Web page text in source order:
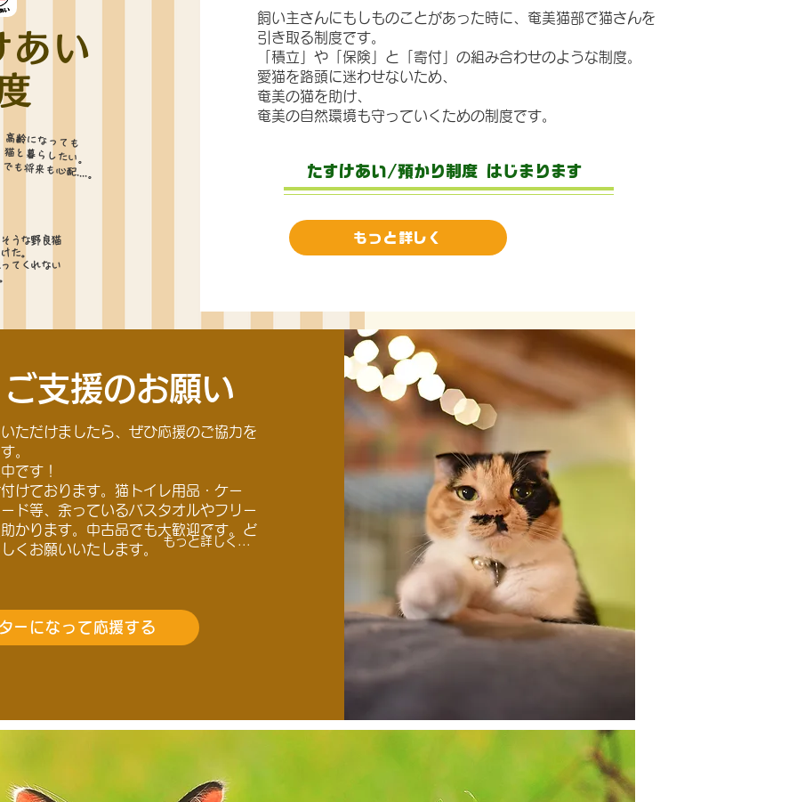
あい
うな野良猫
た。
てくれない
高齢になっても
猫と暮らしたい。
​でも将来も心配....。
飼い主さんにもしものことがあった時に、奄美猫部で猫さんを
引き取る制度です。
「積立」や「保険」と「寄付」の組み合わせのような制度。
​愛猫を路頭に迷わせないため、
奄美の猫を助け、
奄美の自然環境も​守っていくため​​の制度です。
たすけあい/預かり制度 はじまります
もっと詳しく
支援のお願い
ただけましたら、ぜひ応援のご協力を
。
です！
けております。猫トイレ用品・ケー
ド等、余っているバスタオルやフリー
かります。中古品でも大歓迎です。ど
くお願いいたします。
もっと詳しく...
ーになって応援する